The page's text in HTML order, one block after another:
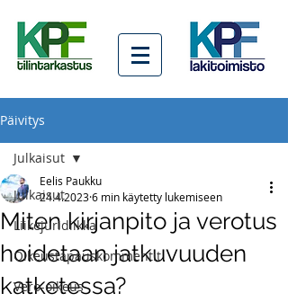
Päivitys
Julkaisut
Liikejuridiikka
Oikeustapauskommentit
Vero-oikeus
Julkaisut
Miten kirjanpito ja verotus
hoidetaan jatkuvuuden
katketessa?
Eelis Paukku
24.4.20236 min käytetty lukemiseen